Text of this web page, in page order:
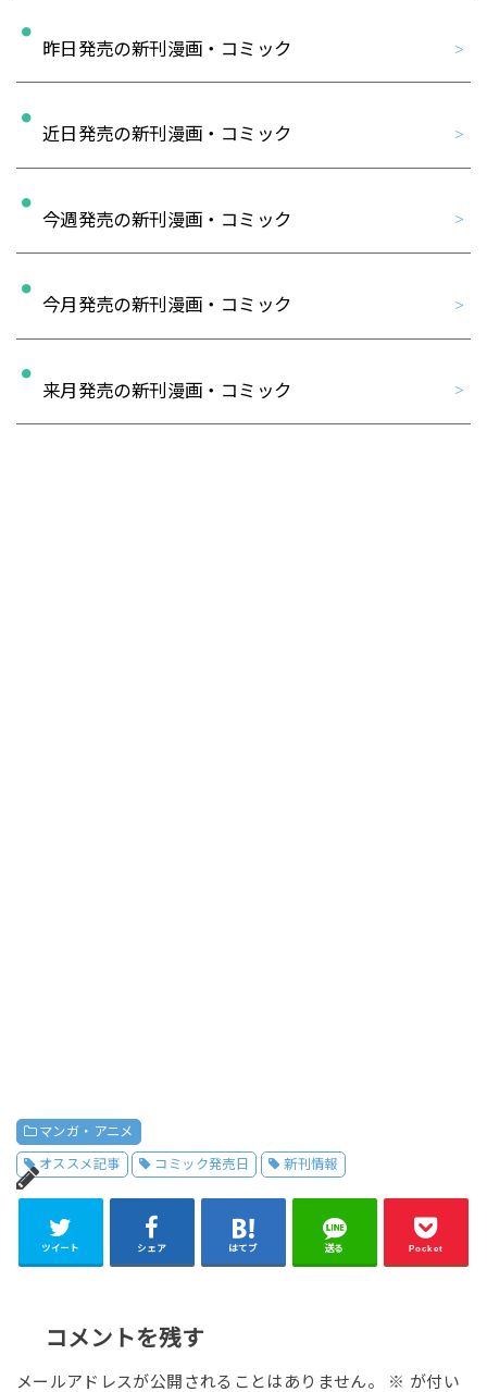
昨日発売の新刊漫画・コミック
近日発売の新刊漫画・コミック
今週発売の新刊漫画・コミック
今月発売の新刊漫画・コミック
来月発売の新刊漫画・コミック
マンガ・アニメ
オススメ記事 コミック発売日 新刊情報
ツイート シェア はてブ 送る Pocket
コメントを残す
メールアドレスが公開されることはありません。 ※ が付い